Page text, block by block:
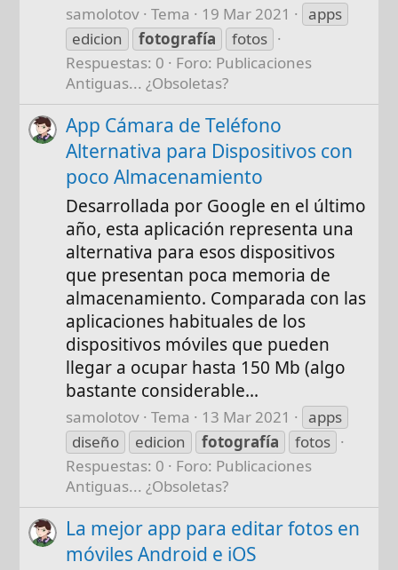
samolotov Tema 19 Mar 2021
apps
edicion
fotografía
fotos
Respuestas: 0
Foro: Publicaciones
Antiguas... ¿Obsoletas?
App Cámara de Teléfono
Alternativa para Dispositivos con
poco Almacenamiento
Desarrollada por Google en el último
año, esta aplicación representa una
alternativa para esos dispositivos
que presentan poca memoria de
almacenamiento. Comparada con las
aplicaciones habituales de los
dispositivos móviles que pueden
llegar a ocupar hasta 150 Mb (algo
bastante considerable...
samolotov Tema 13 Mar 2021
apps
diseño
edicion fotografía
fotos
Respuestas: 0
Foro: Publicaciones
Antiguas... ¿Obsoletas?
La mejor app para editar fotos en
móviles Android e iOS